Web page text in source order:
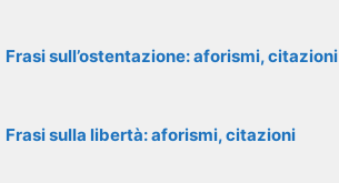
Frasi sull’ostentazione: aforismi, citazioni
Frasi sulla libertà: aforismi, citazioni